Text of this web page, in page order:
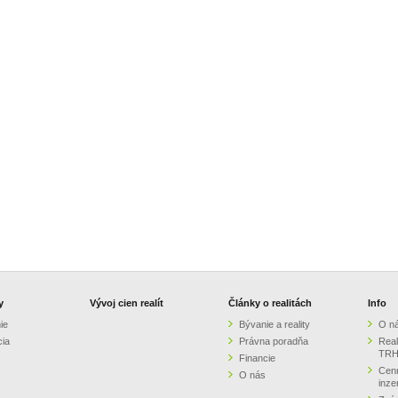
Vývoj cien realít
Články o realitách
Bývanie a reality
Právna poradňa
Financie
O nás
Info
O